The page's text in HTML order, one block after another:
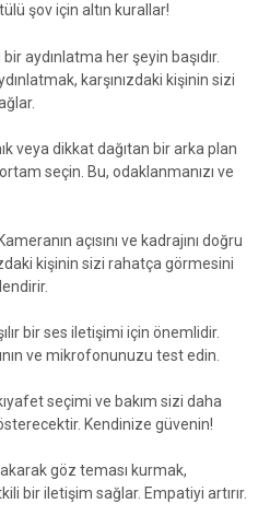
şov için altın kurallar!
bir aydınlatma her şeyin başıdır.
karşınızdaki kişinin sizi
veya dikkat dağıtan bir arka plan
seçin. Bu, odaklanmanızı ve
açısını ve kadrajını doğru
kişinin sizi rahatça görmesini
bir ses iletişimi için önemlidir.
ve mikrofonunuzu test edin.
seçimi ve bakım sizi daha
Kendinize güvenin!
göz teması kurmak,
bir iletişim sağlar. Empatiyi artırır.